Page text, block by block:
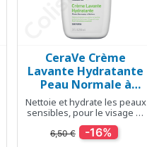
Aperçu rapide
CeraVe Crème
Lavante Hydratante
Peau Normale à
Sèche - 88 ml
Nettoie et hydrate les peaux
sensibles, pour le visage et
le corps
6,50 € -16%